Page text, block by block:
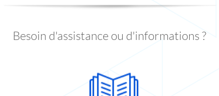
Besoin d'assistance ou d'informations ?